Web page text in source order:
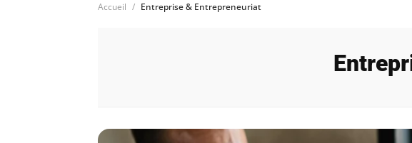
Accueil Entreprise & Entrepreneuriat